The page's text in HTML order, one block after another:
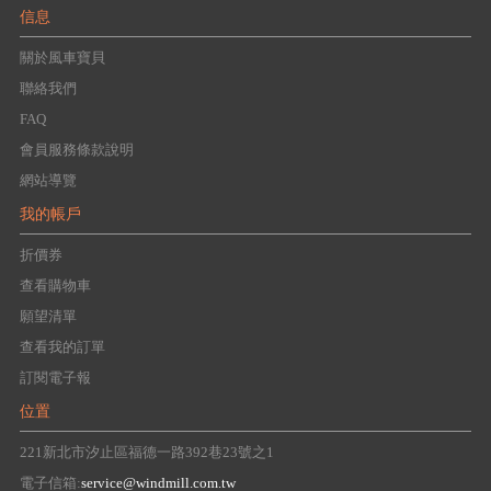
信息
關於風車寶貝
聯絡我們
FAQ
會員服務條款說明
網站導覽
我的帳戶
折價券
查看購物車
願望清單
查看我的訂單
訂閱電子報
位置
221新北市汐止區福德一路392巷23號之1
電子信箱:service@windmill.com.tw